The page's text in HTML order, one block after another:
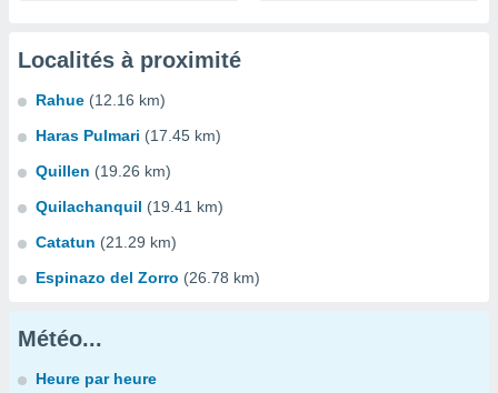
Localités à proximité
Rahue (12.16 km)
Haras Pulmari (17.45 km)
Quillen (19.26 km)
Quilachanquil (19.41 km)
Catatun (21.29 km)
Espinazo del Zorro (26.78 km)
Météo...
Heure par heure